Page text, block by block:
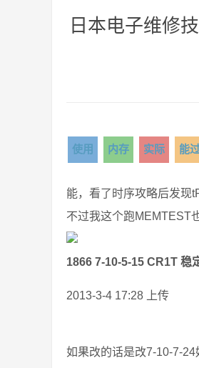
日本电子维修
使用 内存 实际 能
能，看了时序攻略后发现
不过我这个跑MEMTEST
1866 7-10-5-15 CR1T 稳
2013-3-4 17:28 上传
如果改的话是改7-10-7-